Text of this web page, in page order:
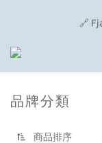
品牌分類
商品排序